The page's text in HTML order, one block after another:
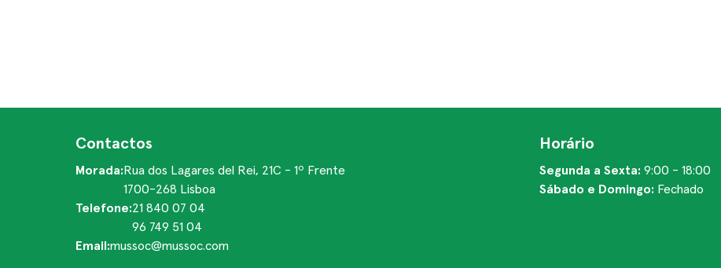
Contactos
Morada: Rua dos Lagares del Rei, 21C - 1º Frente
1700-268 Lisboa
Telefone:21 840 07 04
96 749 51 04
Email:mussoc@mussoc.com
Horário
Segunda a Sexta: 9:00 - 18:00
Sábado e Domingo: Fechado